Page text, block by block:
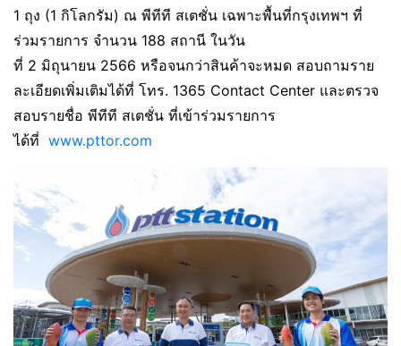
1 ถุง (1 กิโลกรัม) ณ พีทีที สเตชั่น เฉพาะพื้นที่กรุงเทพฯ ที่
ร่วมรายการ จำนวน 188 สถานี ในวัน
ที่ 2 มิถุนายน 2566 หรือจนกว่าสินค้าจะหมด สอบถามราย
ละเอียดเพิ่มเติมได้ที่ โทร. 1365 Contact Center และตรวจ
สอบรายชื่อ พีทีที สเตชั่น ที่เข้าร่วมรายการ
ได้ที่ www.pttor.com